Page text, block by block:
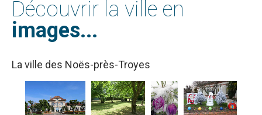
Découvrir la ville en
images...
La ville des Noës-près-Troyes